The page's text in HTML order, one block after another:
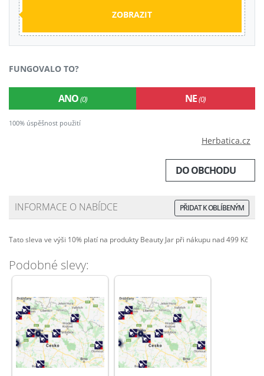
ZOBRAZIT
FUNGOVALO TO?
ANO(0) NE(0)
100% úspěšnost použití
Herbatica.cz
DO OBCHODU
PŘIDAT K OBLÍBENÝM
INFORMACE O NABÍDCE
Tato sleva ve výši 10% platí na produkty Beauty Jar při nákupu nad 499 Kč
Podobné slevy: